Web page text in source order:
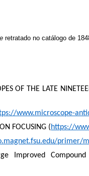
retratado no catálogo de
OF THE LATE
www.microscope-
FOCUSING (https://
primer/
Improved